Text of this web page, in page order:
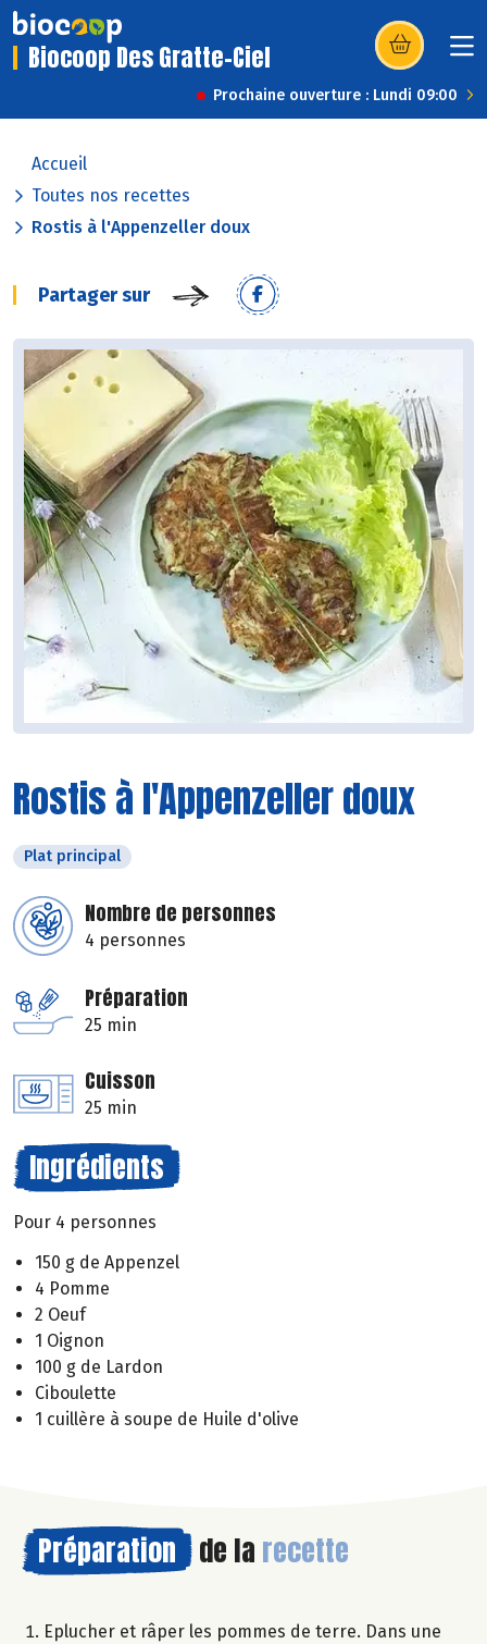
Biocoop Des Gratte-Ciel (s’ouvre dans
Prochaine ouverture : Lundi 09:00
Accueil
Toutes nos recettes
Rostis à l'Appenzeller doux
Partager sur
Rostis à l'Appenzeller doux
Plat principal
Nombre de personnes
4 personnes
Préparation
25 min
Cuisson
25 min
Ingrédients
Pour 4 personnes
150 g de Appenzel
4 Pomme
2 Oeuf
1 Oignon
100 g de Lardon
Ciboulette
1 cuillère à soupe de Huile d'olive
Préparation de la recette
Eplucher et râper les pommes de terre. Dans une